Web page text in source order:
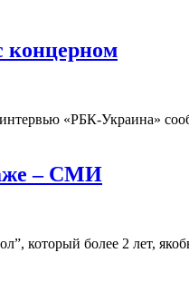
концерном
«РБК-Украина»
– СМИ
который более 2 лет,